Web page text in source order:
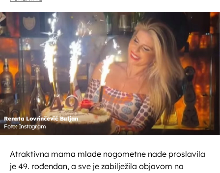
Renata Lovrinčević Buljan
Foto: Instagram
Atraktivna mama mlade nogometne nade proslavila
je 49. rođendan, a sve je zabilježila objavom na
OMOGUĆI OBAVIJESTI